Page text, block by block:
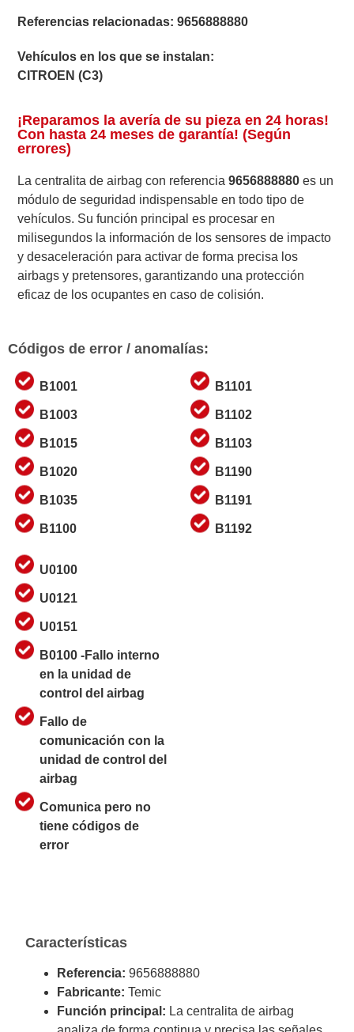
Referencias relacionadas:9656888880
Vehículos en los que se instalan:
CITROEN (C3)
¡Reparamos la avería de su pieza en 24 horas!
Con hasta 24 meses de garantía! (Según
errores)
La centralita de airbag con referencia9656888880 es un
módulo de seguridad indispensable en todo tipo de
vehículos. Su función principal es procesar en
milisegundos la información de los sensores de impacto
y desaceleración para activar de forma precisa los
airbags y pretensores, garantizando una protección
eficaz de los ocupantes en caso de colisión.
Códigos de error / anomalías:
B1001
B1003
B1015
B1020
B1035
B1100
B1101
B1102
B1103
B1190
B1191
B1192
U0100
U0121
U0151
B0100 -Fallo interno
en la unidad de
control del airbag
Fallo de
comunicación con la
unidad de control del
airbag
Comunica pero no
tiene códigos de
error
Características
Referencia:9656888880
Fabricante:Temic
Función principal: La centralita de airbag